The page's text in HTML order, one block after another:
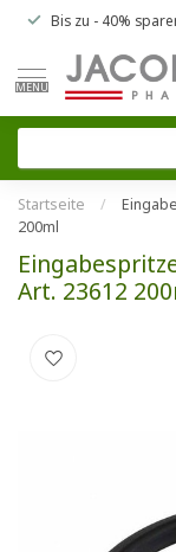
Bis zu - 40%
MENU
Startseite /
200ml
Art. 23612